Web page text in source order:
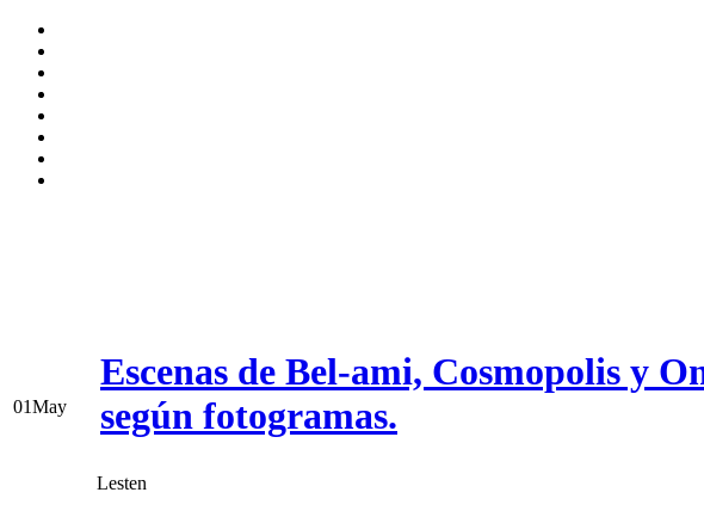
01May
Escenas de Bel-ami, Cosmopolis y
según fotogramas.
Lesten